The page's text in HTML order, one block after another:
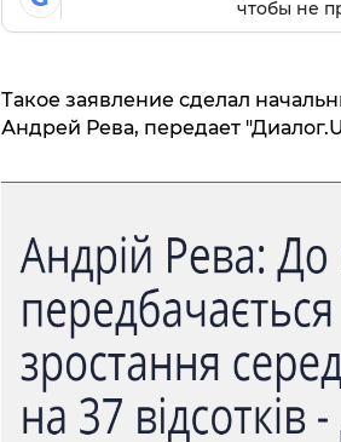
чтобы не
Такое заявление сделал
Андрей Рева, передает